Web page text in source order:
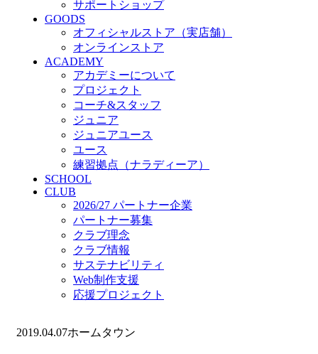
サステナビリティ
Web制作支援
応援プロジェクト
サポートショップ
GOODS
オフィシャルストア（実店舗）
オンラインストア
ACADEMY
アカデミーについて
プロジェクト
コーチ&スタッフ
ジュニア
ジュニアユース
ユース
練習拠点（ナラディーア）
SCHOOL
CLUB
2026/27 パートナー企業
パートナー募集
クラブ理念
クラブ情報
サステナビリティ
Web制作支援
応援プロジェクト
2019.04.07ホームタウン